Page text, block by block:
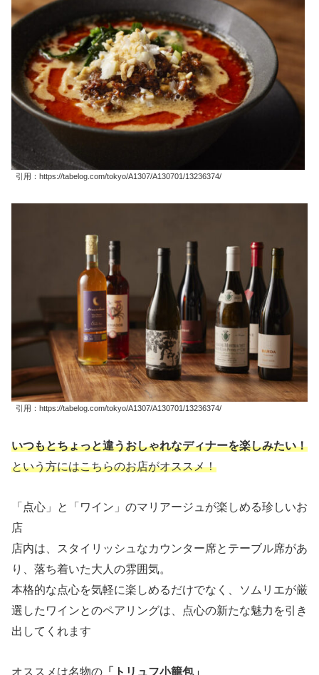
引用：https://tabelog.com/tokyo/A1307/A130701/13236374/
引用：https://tabelog.com/tokyo/A1307/A130701/13236374/
いつもとちょっと違うおしゃれなディナーを楽しみたい！
という方にはこちらのお店がオススメ！
「点心」と「ワイン」のマリアージュが楽しめる珍しいお
店
店内は、スタイリッシュなカウンター席とテーブル席があ
り、落ち着いた大人の雰囲気。
本格的な点心を気軽に楽しめるだけでなく、ソムリエが厳
選したワインとのペアリングは、点心の新たな魅力を引き
出してくれます
オススメは名物の 「トリュフ小籠包」